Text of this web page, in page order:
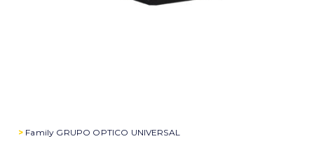
> Family GRUPO OPTICO UNIVERSAL